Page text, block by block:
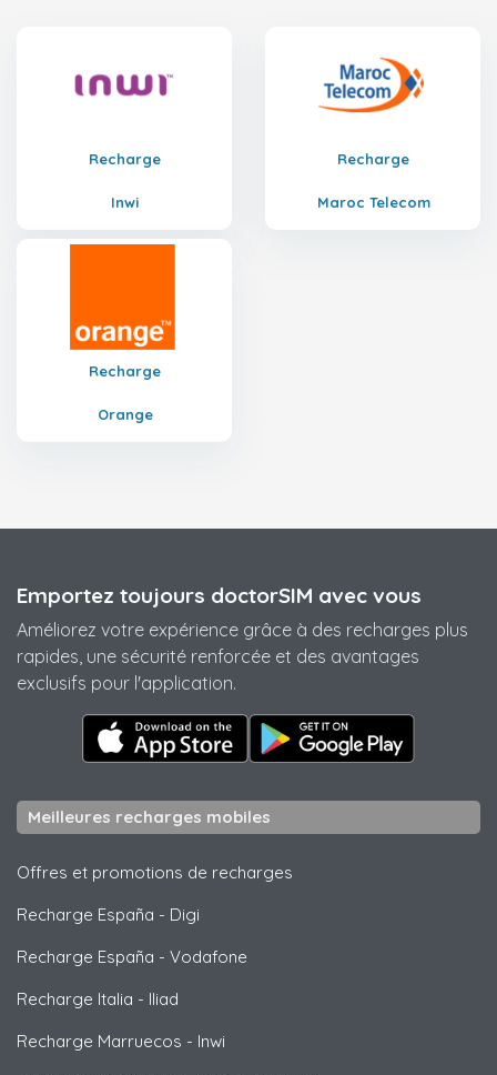
Recharge
Inwi
Recharge
Maroc Telecom
Recharge
Orange
Emportez toujours doctorSIM avec vous
Améliorez votre expérience grâce à des recharges plus
rapides, une sécurité renforcée et des avantages
exclusifs pour l'application.
Meilleures recharges mobiles
Offres et promotions de recharges
Recharge España - Digi
Recharge España - Vodafone
Recharge Italia - Iliad
Recharge Marruecos - Inwi